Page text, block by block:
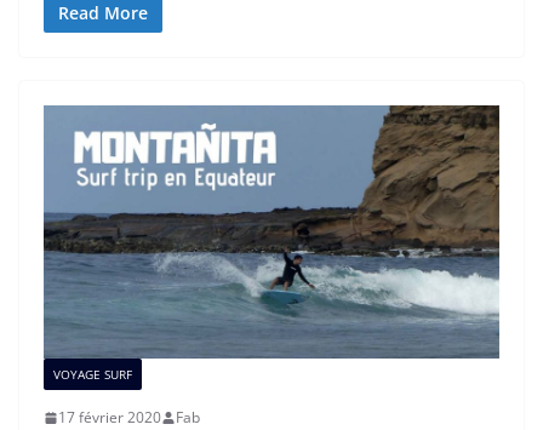
Read More
VOYAGE SURF
17 février 2020 Fab